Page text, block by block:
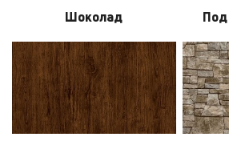
Шоколад Под